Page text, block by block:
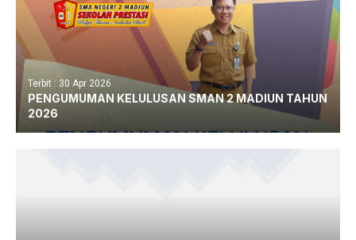
Terbit : 30 Apr 2026
PENGUMUMAN KELULUSAN SMAN 2 MADIUN TAHUN
2026